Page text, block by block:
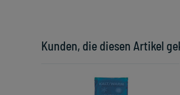
Kunden, die diesen Artikel